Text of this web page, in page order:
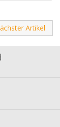
Artikel